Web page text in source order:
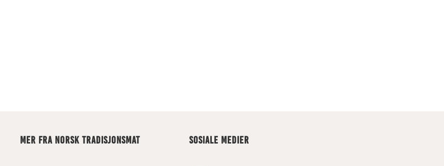
MER FRA NORSK TRADISJONSMAT SOSIALE MEDIER